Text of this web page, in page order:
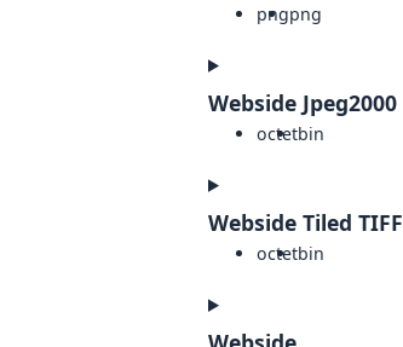
pngpng
Webside Jpeg2000
octetbin
Webside Tiled TIFF
octetbin